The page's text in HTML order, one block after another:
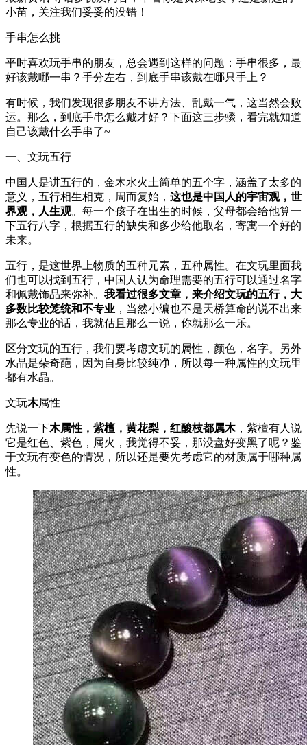
小苗，关注我们妥妥的没错！
手串怎么挑
平时喜欢玩手串的朋友，总会遇到这样的问题：手串很多，最
好该戴哪一串？手分左右，到底手串该戴在哪只手上？
有时候，我们发现很多朋友不讲方法、乱戴一气，这当然会败
运。那么，到底手串怎么戴才好？下面这三步骤，看完就知道
自己该戴什么手串了~
一、文玩五行
中国人是讲五行的，金木水火土简单的五个字，涵盖了太多的
意义，五行相生相克，周而复始， 这也是中国人的宇宙观，世
界观，人生观。每一个孩子在出生的时候，父母都会给他算一
下五行八字，根据五行的缺失和多少给他取名，寄寓一个好的
未来。
五行，是这世界上物质的五种元素，五种属性。在文玩里面我
们也可以找到五行，中国人认为命理需要的五行可以通过名字
和佩戴饰品来弥补。 我看过很多文章，来介绍文玩的五行，大
多数比较笼统和不专业 ，当然小编也不是天桥算命的说不出来
那么专业的话，我就估且那么一说，你就那么一乐。
区分文玩的五行，我们要考虑文玩的属性，颜色，名字。另外
水晶是朵奇葩，因为自身比较纯净，所以每一种属性的文玩里
都有水晶。
文玩木属性
先说一下木属性，紫檀，黄花梨，红酸枝都属木，紫檀有人说
它是红色、紫色，属火，我觉得不妥，那没盘好变黑了呢？鉴
于文玩有变色的情况，所以还是要先考虑它的材质属于哪种属
性。